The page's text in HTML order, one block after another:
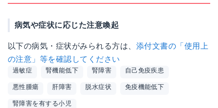
病気や症状に応じた注意喚起
以下の病気・症状がみられる方は、 添付文書の「使用上
の注意」等を確認してください
過敏症 腎機能低下 腎障害 自己免疫疾患
悪性腫瘍 肝障害 脱水症状 免疫機能低下
腎障害を有する小児